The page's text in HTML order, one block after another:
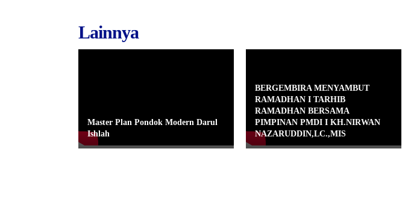
Lainnya
Master Plan Pondok Modern Darul
Ishlah
BERGEMBIRA MENYAMBUT
RAMADHAN I TARHIB
RAMADHAN BERSAMA
PIMPINAN PMDI I KH.NIRWAN
NAZARUDDIN,LC.,MIS